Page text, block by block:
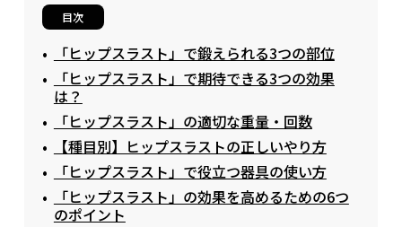
目次
「ヒップスラスト」で鍛えられる3つの部位
「ヒップスラスト」で期待できる3つの効果
は？
「ヒップスラスト」の適切な重量・回数
【種目別】ヒップスラストの正しいやり方
「ヒップスラスト」で役立つ器具の使い方
「ヒップスラスト」の効果を高めるための6つ
のポイント